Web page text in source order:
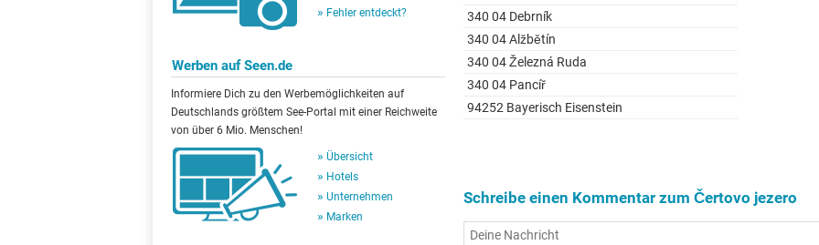
Fehler entdeckt?
Werben auf Seen.de
Informiere Dich zu den Werbemöglichkeiten auf
Deutschlands größtem See-Portal mit einer Reichweite
von über 6 Mio. Menschen!
Übersicht
Hotels
Unternehmen
Marken
340 04 Debrník
340 04 Alžbětín
340 04 Železná Ruda
340 04 Pancíř
94252 Bayerisch Eisenstein
Schreibe einen Kommentar zum Čertovo jezero